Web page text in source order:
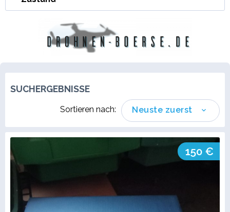
SUCHERGEBNISSE
Neuste zuerst
Sortieren nach:
150 €